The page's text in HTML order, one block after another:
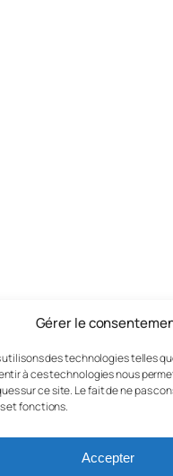
Gérer le
des technologies telles
à ces technologies nous
sur ce site. Le fait de ne pas
et fonctions.
Accepter